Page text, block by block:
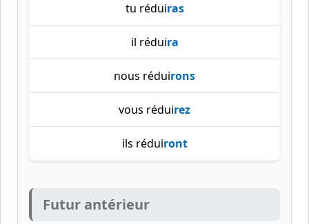
tu réduiras
il réduira
nous réduirons
vous réduirez
ils réduiront
Futur antérieur